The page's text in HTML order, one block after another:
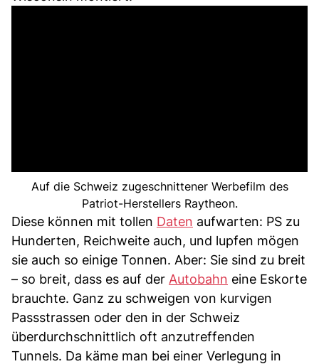
Auf die Schweiz zugeschnittener Werbefilm des
Patriot-Herstellers Raytheon.
Diese können mit tollen Daten aufwarten: PS zu
Hunderten, Reichweite auch, und lupfen mögen
sie auch so einige Tonnen. Aber: Sie sind zu breit
– so breit, dass es auf der Autobahn eine Eskorte
brauchte. Ganz zu schweigen von kurvigen
Passstrassen oder den in der Schweiz
überdurchschnittlich oft anzutreffenden
Tunnels. Da käme man bei einer Verlegung in